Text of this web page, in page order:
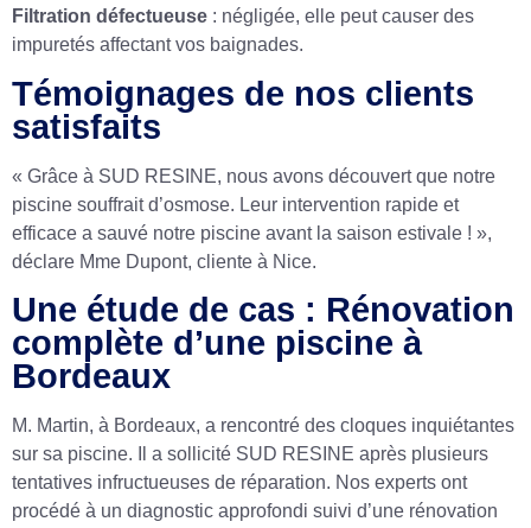
Filtration défectueuse : négligée, elle peut causer des
impuretés affectant vos baignades.
Témoignages de nos clients
satisfaits
« Grâce à SUD RESINE, nous avons découvert que notre
piscine souffrait d’osmose. Leur intervention rapide et
efficace a sauvé notre piscine avant la saison estivale ! »,
déclare Mme Dupont, cliente à Nice.
Une étude de cas : Rénovation
complète d’une piscine à
Bordeaux
M. Martin, à Bordeaux, a rencontré des cloques inquiétantes
sur sa piscine. Il a sollicité SUD RESINE après plusieurs
tentatives infructueuses de réparation. Nos experts ont
procédé à un diagnostic approfondi suivi d’une rénovation